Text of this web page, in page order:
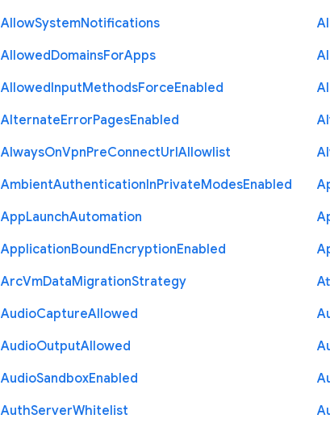
AllowSystemNotifications
AllowedDomainsForApps
AllowedInputMethodsForceEnabled
AlternateErrorPagesEnabled
AlwaysOnVpnPreConnectUrlAllowlist
AmbientAuthenticationInPrivateModesEnabled
AppLaunchAutomation
ApplicationBoundEncryptionEnabled
ArcVmDataMigrationStrategy
AudioCaptureAllowed
AudioOutputAllowed
AudioSandboxEnabled
AuthServerWhitelist